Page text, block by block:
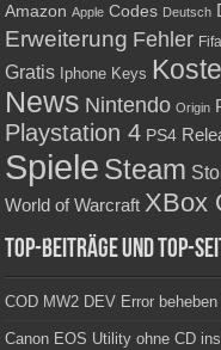
Amazon Apple Codes Deutsch
Erweiterung Fehler Fifa
Gratis Iphone Keys
News Nintendo Origin
Playstation 4 PS4
Spiele Steam
World of Warcraft XBox
Top-Beiträge und Top-
COD MW2 DEV Error
Canon EOS Utility ohne CD